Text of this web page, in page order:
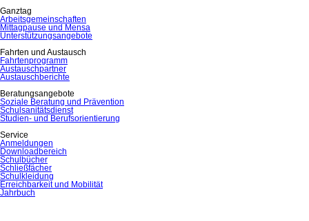
Ganztag
Arbeitsgemeinschaften
Mittagpause und Mensa
Unterstützungsangebote
Fahrten und Austausch
Fahrtenprogramm
Austauschpartner
Austauschberichte
Beratungsangebote
Soziale Beratung und Prävention
Schulsanitätsdienst
Studien- und Berufsorientierung
Service
Anmeldungen
Downloadbereich
Schulbücher
Schließfächer
Schulkleidung
Erreichbarkeit und Mobilität
Jahrbuch